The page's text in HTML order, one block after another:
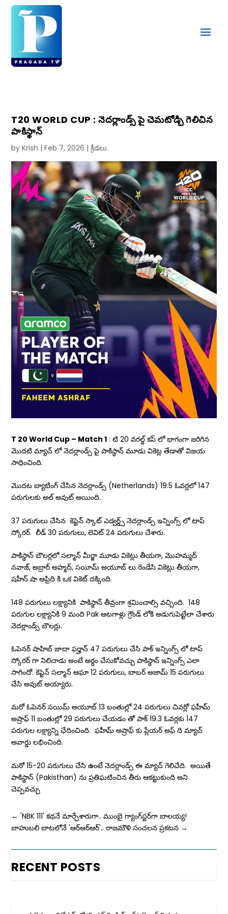
T20 WORLD CUP : నెదర్లాండ్స్ పై చెమటోడ్చి గెలిచిన
పాకిస్థాన్
byKrish |Feb 7, 2026 |క్రీడలు
T 20 World Cup – Match 1 : టి 20 వరల్డ్ కప్ లో భాగంగా జరిగిన
మొదటి మ్యాచ్ లో నెదర్లాండ్స్ పై పాకిస్థాన్ మూడు వికెట్ల తేడాతో విజయ
సాధించింది.
మొదట బ్యాటింగ్ చేసిన నెదర్లాండ్స్ (Netherlands) 19.5 ఓవర్లలో 147
పరుగులకు అల్ అవుట్ అయింది.
37 పరుగులు చేసిన కెప్టెన్ స్కాట్ ఎడ్వర్డ్స్ నెదర్లాండ్స్ ఇన్నింగ్స్ లో టాప్
స్కోరర్. లీడ్ 30 పరుగులు, లెవిట్ 24 పరుగులు చేశారు.
పాకిస్థాన్ బౌలర్లలో సల్మాన్ మీర్జా మూడు వికెట్లు తీయగా, మొహమ్మద్
నవాజ్, అబ్రార్ అహ్మద్, సయీమ్ అయూబ్ లు రెండేసి వికెట్లు తీయగా,
షహీన్ షా ఆఫ్రిది కి ఒక వికెట్ దక్కింది.
148 పరుగులు లక్ష్యానికి పాకిస్థాన్ తీవ్రంగా శ్రమించాల్సి వచ్చింది. 148
పరుగుల లక్ష్యానికి 9 మంది Pak ఆటగాళ్లు గ్రౌండ్ లోకి అడుగుపెట్టేలా చేశారు
నెదర్లాండ్స్ బౌలర్లు.
ఓపెనర్ షాహిబ్ జాదా ఫర్హాన్ 47 పరుగులు చేసి పాక్ ఇన్నింగ్స్ లో టాప్
స్కోరర్ గా నిలిచాడు అంటే అర్ధం చేసుకోవచ్చు పాకిస్థాన్ ఇన్నింగ్స్ ఎలా
సాగిందో. కెప్టెన్ సల్మాన్ ఆఘా 12 పరుగులు, బాబర్ అజామ్ 15 పరుగులు
చేసి అవుట్ అయ్యారు.
మరో ఓపెనర్ సయిమ్ అయూబ్ 13 బంతుల్లో 24 పరుగులు చివర్లో ఫహీమ్
అష్రాఫ్ 11 బంతుల్లో 29 పరుగులు చేయడం తో పాక్ 19.3 ఓవర్లకు 147
పరుగుల లక్ష్యాన్ని ఛేదించింది. ఫహీమ్ అష్రాఫ్ కు ప్లేయర్ అఫ్ ది మ్యాచ్
అవార్డు లభించింది.
మరో 15-20 పరుగులు చేసి ఉంటే నెదర్లాండ్స్ ఈ మ్యాచ్ గెలిచేది. అయితే
పాకిస్థాన్ (Pakisthan) ను ప్రతిఘటించిన తీరు ఆకట్టుకుంది అని
చెప్పవచ్చు
←'NBK 111' కథనే మార్చేశారుగా.. ముంబై గ్యాంగ్‌స్టర్‌గా బాలయ్య!
బాహుబలి బాటలోనే 'ఆర్ఆర్ఆర్'.. రాజమౌళి సంచలన ప్రకటన →
RECENT POSTS